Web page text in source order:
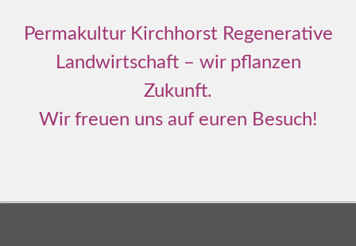
Permakultur Kirchhorst Regenerative
Landwirtschaft – wir pflanzen
Zukunft.
Wir freuen uns auf euren Besuch!